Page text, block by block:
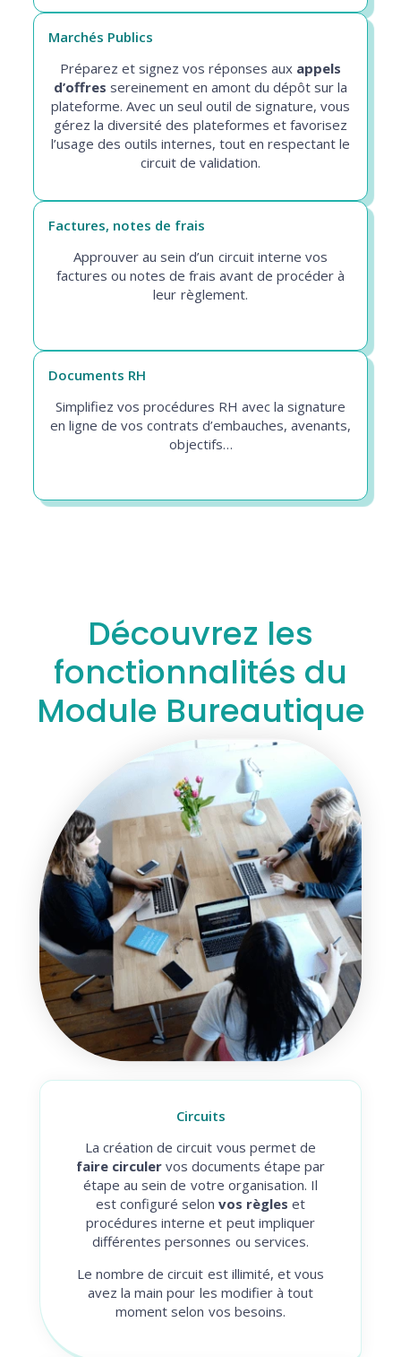
Marchés Publics
Préparez et signez vos réponses aux appels
d’offres sereinement en amont du dépôt sur la
plateforme. Avec un seul outil de signature, vous
gérez la diversité des plateformes et favorisez
l’usage des outils internes, tout en respectant le
circuit de validation.
Factures, notes de frais
Approuver au sein d’un circuit interne vos
factures ou notes de frais avant de procéder à
leur règlement.
Documents RH
Simplifiez vos procédures RH avec la signature
en ligne de vos contrats d’embauches, avenants,
objectifs…
Découvrez les
fonctionnalités du
Module Bureautique
Circuits
La création de circuit vous permet de
faire circulervos documents étape par
étape au sein de votre organisation. Il
est configuré selonvos règles et
procédures interne et peut impliquer
différentes personnes ou services.
Le nombre de circuit est illimité, et vous
avez la main pour les modifier à tout
moment selon vos besoins.